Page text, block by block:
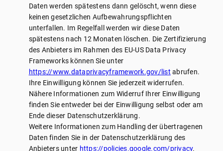
Daten werden spätestens dann gelöscht, wenn diese
keinen gesetzlichen Aufbewahrungspflichten
unterfallen. Im Regelfall werden wir diese Daten
spätestens nach 12 Monaten löschen. Die Zertifizierung
des Anbieters im Rahmen des EU-US Data Privacy
Frameworks können Sie unter
https://www.dataprivacyframework.gov/list abrufen.
Ihre Einwilligung können Sie jederzeit widerrufen.
Nähere Informationen zum Widerruf Ihrer Einwilligung
finden Sie entweder bei der Einwilligung selbst oder am
Ende dieser Datenschutzerklärung.
Weitere Informationen zum Handling der übertragenen
Daten finden Sie in der Datenschutzerklärung des
Anbieters unter https://policies.google.com/privacy.